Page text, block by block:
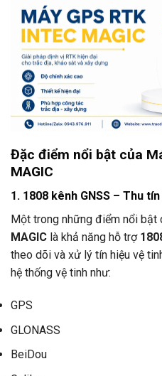
Đặc điểm nổi bật của
MAGIC
1. 1808 kênh GNSS – Thu
Một trong những điểm nổi bật
MAGIC là khả năng hỗ trợ
theo dõi và xử lý tín hiệu vệ
hệ thống vệ tinh như:
GPS
GLONASS
BeiDou